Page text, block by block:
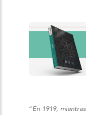
“En 1919,